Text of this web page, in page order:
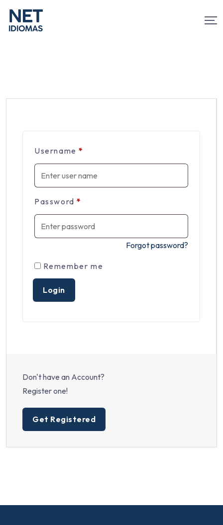
Username*
Password*
Forgot password?
Remember me
Don't have an Account?
Register one!
Get Registered